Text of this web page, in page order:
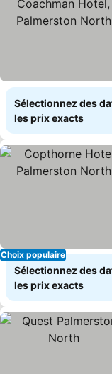
Sélectionnez des
les prix exacts
Choix populaire
Sélectionnez des
les prix exacts